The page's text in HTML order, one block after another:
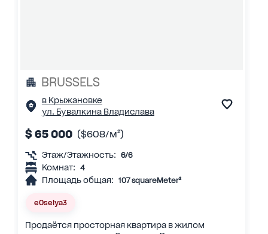
BRUSSELS
в Крыжановке
ул. Бувалкина Владислава
$ 65 000 ($608/м²)
Этаж/Этажность: 6/6
Комнат: 4
Площадь общая: 107 squareMeter²
eOselya3
Продаётся просторная квартира в жилом